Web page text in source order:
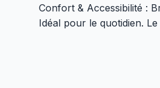
Confort & Accessibilité :
Idéal pour le quotidien.